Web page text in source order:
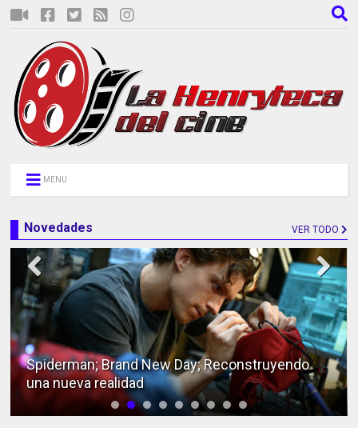
MENU
Novedades VER TODO
Spiderman; Brand New Day; Reconstruyendo
una nueva realidad